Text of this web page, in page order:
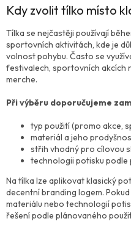
Kdy zvolit tílko místo
Tílka se nejčastěji používají
sportovních aktivitách, kde je
volnost pohybu. Často se
festivalech, sportovních akcích
merche.
Při výběru doporučujeme
typ použití (promo akce,
materiál a jeho
střih vhodný pro cílovou
technologii potisku podle
Na tílka lze aplikovat klasický
decentní branding logem.
materiálu nebo technologií
řešení podle plánovaného